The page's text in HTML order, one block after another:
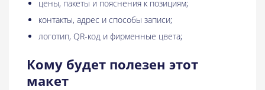
цены, пакеты и пояснения к позициям;
контакты, адрес и способы записи;
логотип, QR-код и фирменные цвета;
Кому будет полезен этот
макет